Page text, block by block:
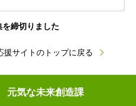
を締切りました
援サイトのトップに戻る
元気な未来創造課